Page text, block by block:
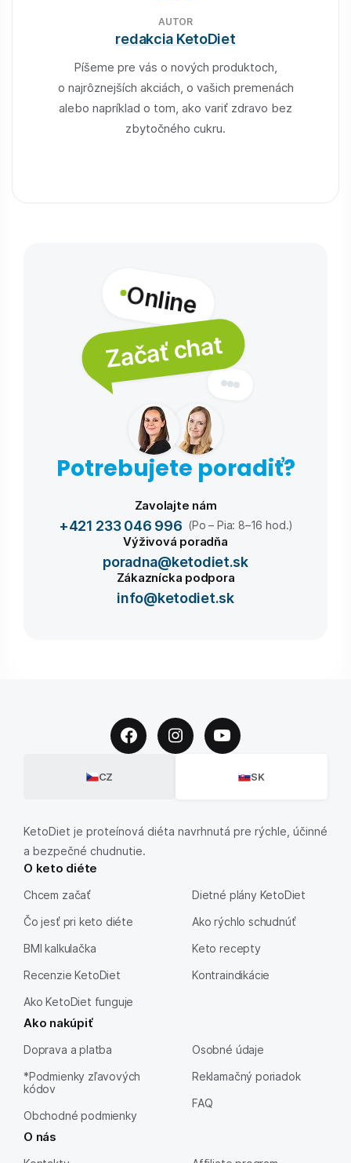
AUTOR
redakcia KetoDiet
Píšeme pre vás o nových produktoch,
o najrôznejších akciách, o vašich premenách
alebo napríklad o tom, ako variť zdravo bez
zbytočného cukru.
Online
Začať chat
Potrebujete poradiť?
Zavolajte nám
+421 233 046 996 (Po – Pia: 8–16 hod.)
Výživová poradňa
poradna@ketodiet.sk
Zákaznícka podpora
info@ketodiet.sk
CZ SK
KetoDiet je proteínová diéta navrhnutá pre rýchle, účinné
a bezpečné chudnutie.
O keto diéte
Chcem začať
Čo jesť pri keto diéte
BMI kalkulačka
Recenzie KetoDiet
Ako KetoDiet funguje
Dietné plány KetoDiet
Ako rýchlo schudnúť
Keto recepty
Kontraindikácie
Ako nakúpiť
Doprava a platba
*Podmienky zľavových
kódov
Obchodné podmienky
Osobné údaje
Reklamačný poriadok
FAQ
O nás